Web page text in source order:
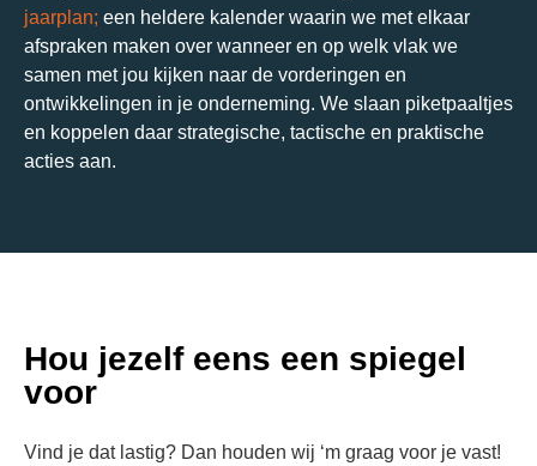
jaarplan; een heldere kalender waarin we met elkaar
afspraken maken over wanneer en op welk vlak we
samen met jou kijken naar de vorderingen en
ontwikkelingen in je onderneming. We slaan piketpaaltjes
en koppelen daar strategische, tactische en praktische
acties aan.
Hou jezelf eens een spiegel
voor
Vind je dat lastig? Dan houden wij ‘m graag voor je vast!